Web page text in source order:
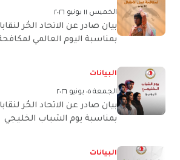
الخميس ١١ يونيو ٢٠٢٦
بيان صادر عن الاتحاد الحُر
البيانات
الجمعة ٠٥ يونيو ٢٠٢٦
بيان صادر عن الاتحاد الحُر
بمناسبة يوم الشباب الخليجي
البيانات